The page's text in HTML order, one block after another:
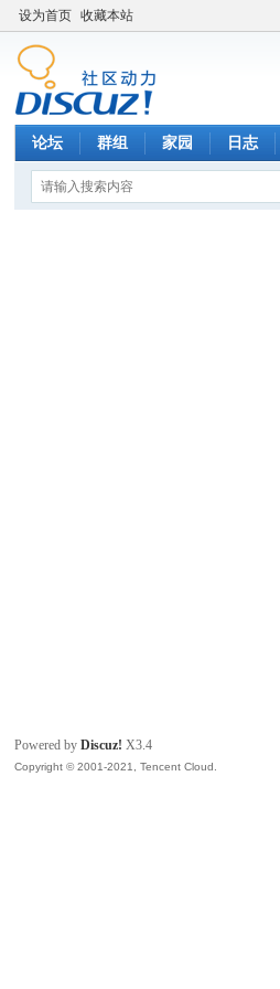
设为首页 收藏本站
论坛 群组 家园 日志
Powered byDiscuz! X3.4
Copyright © 2001-2021, Tencent Cloud.